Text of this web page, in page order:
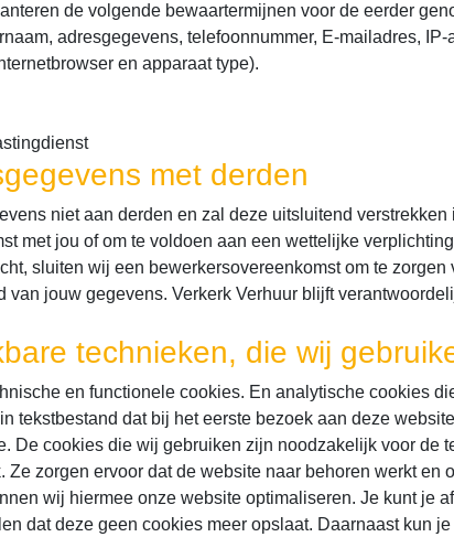
de volgende bewaartermijnen voor de eerder
adresgegevens, telefoonnummer, E-mailadres,
en apparaat type).
met derden
niet aan derden en zal deze uitsluitend
met jou of om te voldoen aan een wettelijke
sluiten wij een bewerkersovereenkomst om te zorgen
jouw gegevens. Verkerk Verhuur blijft
technieken, die wij
en functionele cookies. En analytische cookies
tekstbestand dat bij het eerste bezoek aan deze
De cookies die wij gebruiken zijn noodzakelijk voor de
zorgen ervoor dat de website naar behoren werkt en
wij hiermee onze website optimaliseren. Je kunt je
dat deze geen cookies meer opslaat. Daarnaast kun